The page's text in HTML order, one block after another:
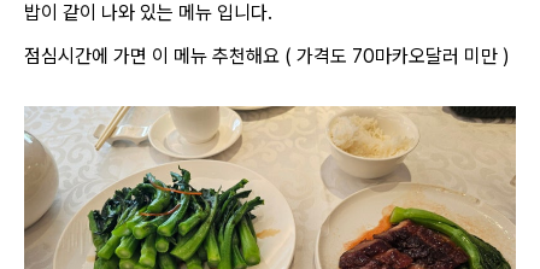
밥이 같이 나와 있는 메뉴 입니다.
점심시간에 가면 이 메뉴 추천해요 ( 가격도 70마카오달러 미만 )